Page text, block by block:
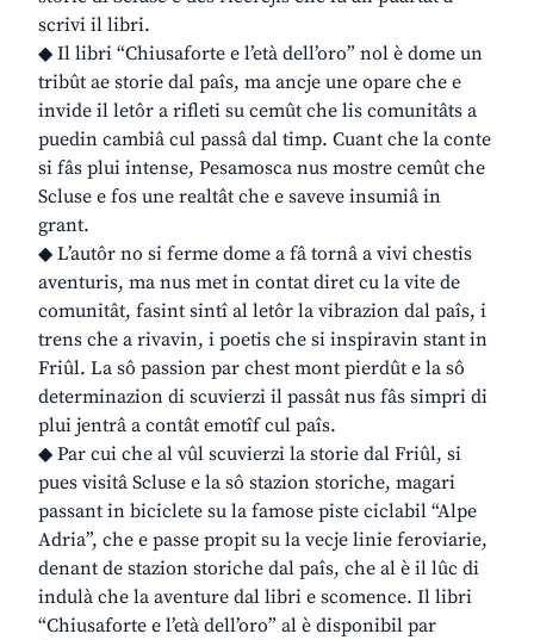
scrivi il libri.
◆ Il libri “Chiusaforte e l’età dell’oro” nol è dome un
tribût ae storie dal paîs, ma ancje une opare che e
invide il letôr a rifleti su cemût che lis comunitâts a
puedin cambiâ cul passâ dal timp. Cuant che la conte
si fâs plui intense, Pesamosca nus mostre cemût che
Scluse e fos une realtât che e saveve insumiâ in
grant.
◆ L’autôr no si ferme dome a fâ tornâ a vivi chestis
aventuris, ma nus met in contat diret cu la vite de
comunitât, fasint sintî al letôr la vibrazion dal paîs, i
trens che a rivavin, i poetis che si inspiravin stant in
Friûl. La sô passion par chest mont pierdût e la sô
determinazion di scuvierzi il passât nus fâs simpri di
plui jentrâ a contât emotîf cul paîs.
◆ Par cui che al vûl scuvierzi la storie dal Friûl, si
pues visitâ Scluse e la sô stazion storiche, magari
passant in biciclete su la famose piste ciclabil “Alpe
Adria”, che e passe propit su la vecje linie feroviarie,
denant de stazion storiche dal paîs, che al è il lûc di
indulà che la aventure dal libri e scomence. Il libri
“Chiusaforte e l’età dell’oro” al è disponibil par